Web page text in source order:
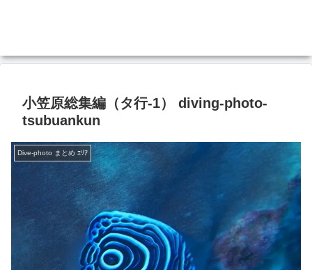
小笠原総集編（タ行-1） diving-photo‐
tsubuankun
Dive-photo まとめ ｴﾘｱ